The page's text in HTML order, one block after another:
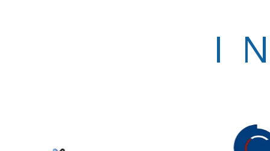
I